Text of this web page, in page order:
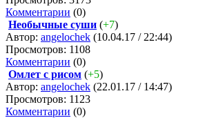
Комментарии (0)
Необычные суши (+7)
Автор: angelochek (10.04.17 / 22:44)
Просмотров: 1108
Комментарии (0)
Омлет с рисом (+5)
Автор: angelochek (22.01.17 / 14:47)
Просмотров: 1123
Комментарии (0)